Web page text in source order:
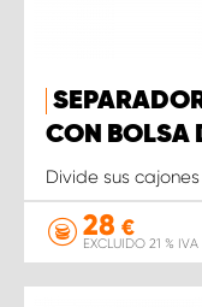
CON BOLSA
Divide sus
28 €
EXCLUIDO 21 % IVA